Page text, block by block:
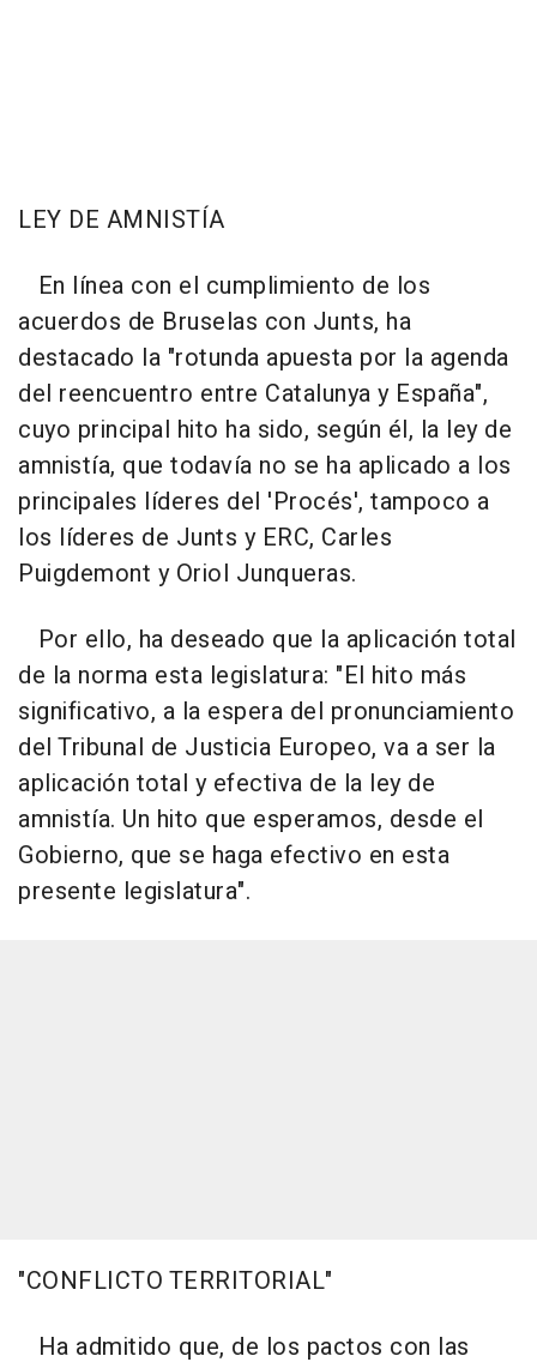
LEY DE AMNISTÍA
En línea con el cumplimiento de los
acuerdos de Bruselas con Junts, ha
destacado la "rotunda apuesta por la agenda
del reencuentro entre Catalunya y España",
cuyo principal hito ha sido, según él, la ley de
amnistía, que todavía no se ha aplicado a los
principales líderes del 'Procés', tampoco a
los líderes de Junts y ERC, Carles
Puigdemont y Oriol Junqueras.
Por ello, ha deseado que la aplicación total
de la norma esta legislatura: "El hito más
significativo, a la espera del pronunciamiento
del Tribunal de Justicia Europeo, va a ser la
aplicación total y efectiva de la ley de
amnistía. Un hito que esperamos, desde el
Gobierno, que se haga efectivo en esta
presente legislatura".
"CONFLICTO TERRITORIAL"
Ha admitido que, de los pactos con las